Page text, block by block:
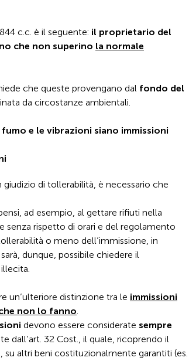
c.c. è il seguente: il proprietario del
che non superino la normale
che queste provengano dal fondo del
da circostanze ambientali.
e le vibrazioni siano immissioni
di tollerabilità, è necessario che
ad esempio, al gettare rifiuti nella
senza rispetto di orari e del regolamento
o meno dell’immissione, in
dunque, possibile chiedere il
un’ulteriore distinzione tra le immissioni
non lo fanno.
devono essere considerate sempre
dall’art. 32 Cost., il quale, ricoprendo il
altri beni costituzionalmente garantiti (es.